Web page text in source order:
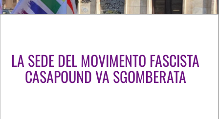
LA SEDE DEL MOVIMENTO FASCISTA
CASAPOUND VA SGOMBERATA